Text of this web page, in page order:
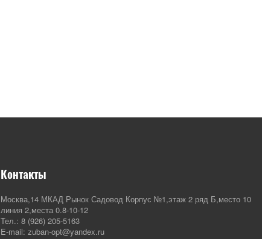
Контакты
Москва,14 МКАД Рынок Садовод Корпус №1,этаж 2 ряд Б,место 10
линия 2,места 0.8-10-12
Тел.: 8 (926) 205-5163
E-mail: zuban-opt@yandex.ru